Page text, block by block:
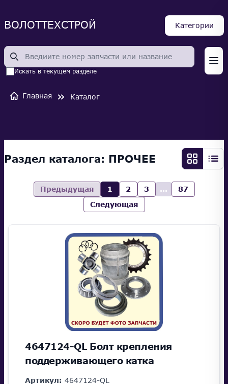
ВОЛОТТЕХСТРОЙ Категории
Искать в текущем разделе
Главная Каталог
Раздел каталога: ПРОЧЕЕ
Предыдущая 1 2 3 ...
87
Следующая
4647124-QL Болт крепления
поддерживающего катка
Артикул: 4647124-QL